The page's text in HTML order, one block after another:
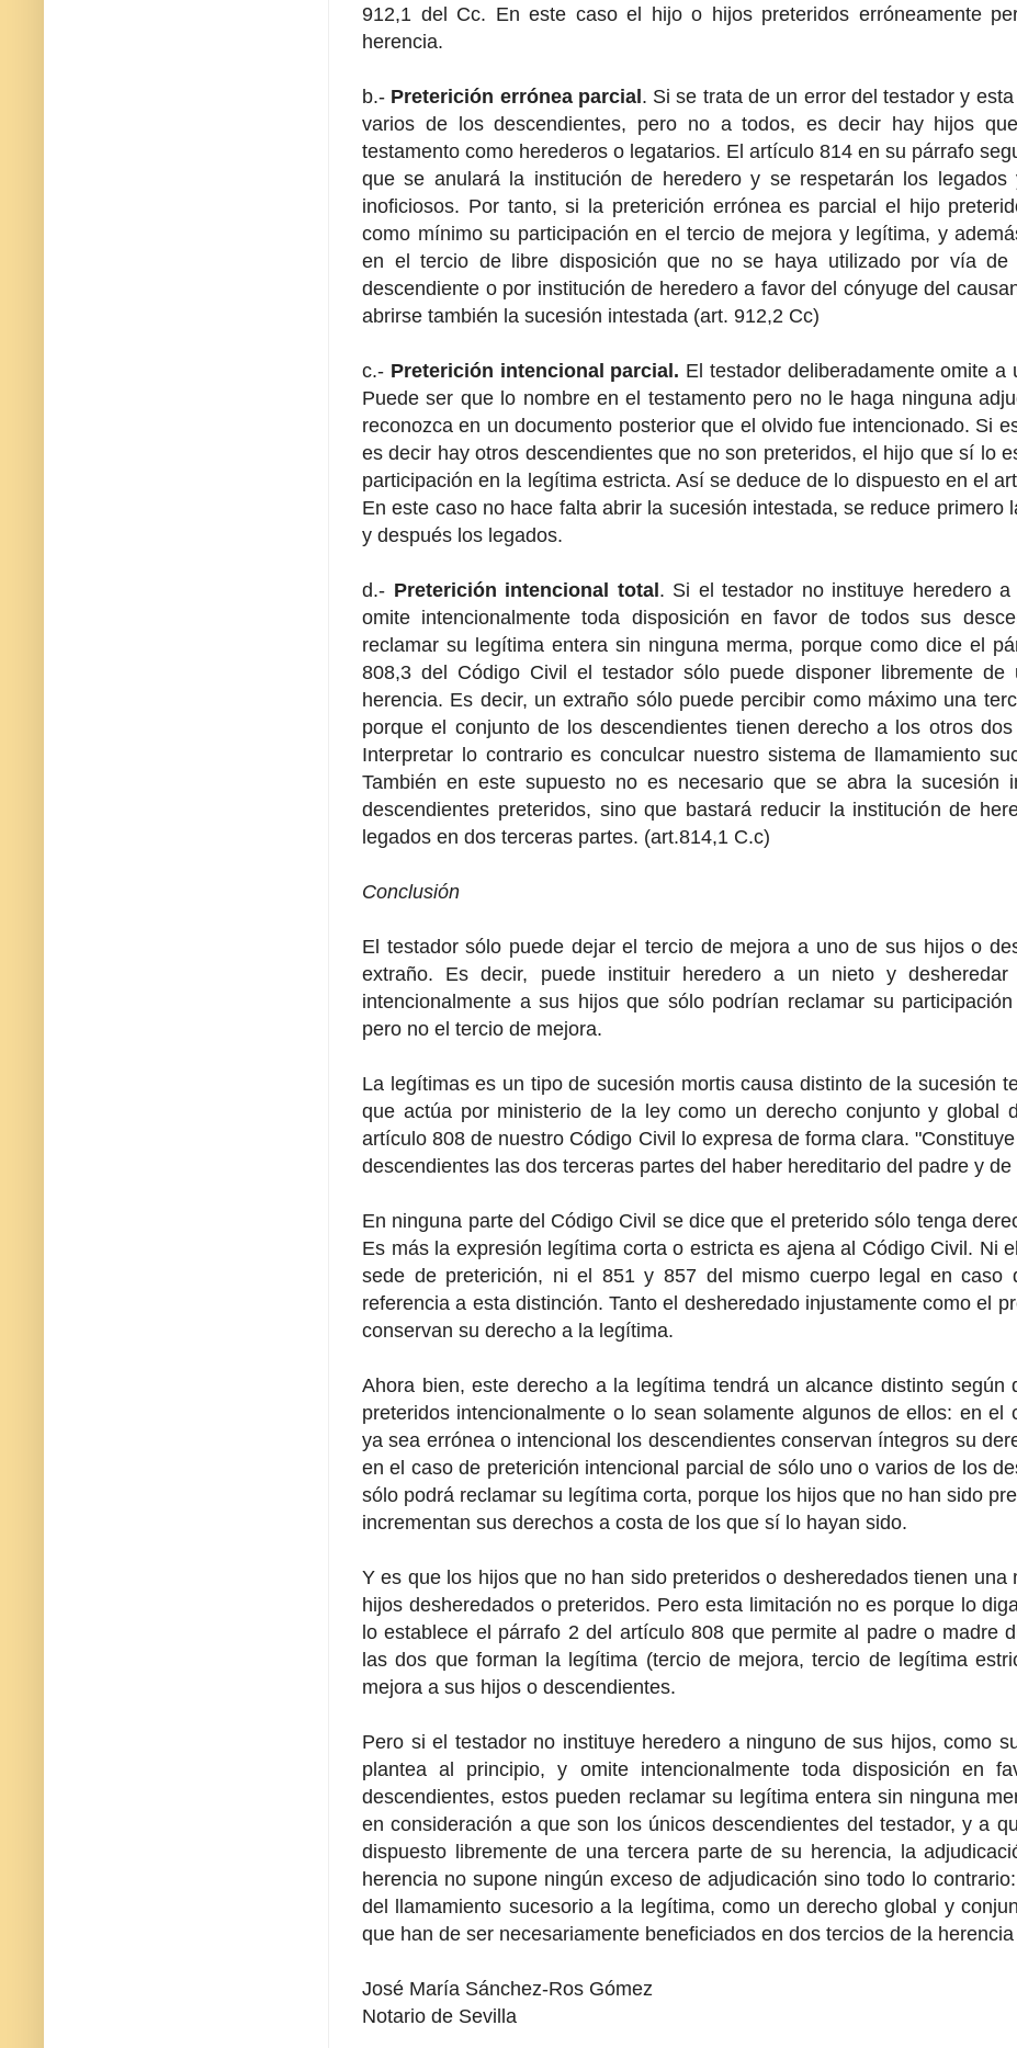
912,1 del Cc. En este caso el hijo o hijos preteridos erróneamente
herencia.
b.- Preterición errónea parcial . Si se trata de un error del testador y
varios de los descendientes, pero no a todos, es decir hay hijos
testamento como herederos o legatarios. El artículo 814 en su párrafo
que se anulará la institución de heredero y se respetarán los
inoficiosos. Por tanto, si la preterición errónea es parcial el hijo
como mínimo su participación en el tercio de mejora y legítima, y
en el tercio de libre disposición que no se haya utilizado por vía
descendiente o por institución de heredero a favor del cónyuge del
abrirse también la sucesión intestada (art. 912,2 Cc)
c.- Preterición intencional parcial. El testador deliberadamente omite a
Puede ser que lo nombre en el testamento pero no le haga ninguna
reconozca en un documento posterior que el olvido fue intencionado. Si
es decir hay otros descendientes que no son preteridos, el hijo que sí lo
participación en la legítima estricta. Así se deduce de lo dispuesto en el
En este caso no hace falta abrir la sucesión intestada, se reduce primero
y después los legados.
d.- Preterición intencional total . Si el testador no instituye heredero
omite intencionalmente toda disposición en favor de todos sus
reclamar su legítima entera sin ninguna merma, porque como dice el
808,3 del Código Civil el testador sólo puede disponer libremente
herencia. Es decir, un extraño sólo puede percibir como máximo una
porque el conjunto de los descendientes tienen derecho a los otros
Interpretar lo contrario es conculcar nuestro sistema de llamamiento
También en este supuesto no es necesario que se abra la sucesión
descendientes preteridos, sino que bastará reducir la institución de
legados en dos terceras partes. (art.814,1 C.c)
Conclusión
El testador sólo puede dejar el tercio de mejora a uno de sus hijos o
extraño. Es decir, puede instituir heredero a un nieto y desheredar
intencionalmente a sus hijos que sólo podrían reclamar su
pero no el tercio de mejora.
La legítimas es un tipo de sucesión mortis causa distinto de la sucesión
que actúa por ministerio de la ley como un derecho conjunto y global
artículo 808 de nuestro Código Civil lo expresa de forma clara.
descendientes las dos terceras partes del haber hereditario del padre y de
En ninguna parte del Código Civil se dice que el preterido sólo tenga
Es más la expresión legítima corta o estricta es ajena al Código Civil. Ni
sede de preterición, ni el 851 y 857 del mismo cuerpo legal en caso
referencia a esta distinción. Tanto el desheredado injustamente como el
conservan su derecho a la legítima.
Ahora bien, este derecho a la legítima tendrá un alcance distinto según
preteridos intencionalmente o lo sean solamente algunos de ellos: en el
ya sea errónea o intencional los descendientes conservan íntegros su
en el caso de preterición intencional parcial de sólo uno o varios de los
sólo podrá reclamar su legítima corta, porque los hijos que no han sido
incrementan sus derechos a costa de los que sí lo hayan sido.
Y es que los hijos que no han sido preteridos o desheredados tienen una
hijos desheredados o preteridos. Pero esta limitación no es porque lo
lo establece el párrafo 2 del artículo 808 que permite al padre o madre
las dos que forman la legítima (tercio de mejora, tercio de legítima
mejora a sus hijos o descendientes.
Pero si el testador no instituye heredero a ninguno de sus hijos, como
plantea al principio, y omite intencionalmente toda disposición en
descendientes, estos pueden reclamar su legítima entera sin ninguna
en consideración a que son los únicos descendientes del testador, y a
dispuesto libremente de una tercera parte de su herencia, la
herencia no supone ningún exceso de adjudicación sino todo lo
del llamamiento sucesorio a la legítima, como un derecho global y
que han de ser necesariamente beneficiados en dos tercios de la
José María Sánchez-Ros Gómez
Notario de Sevilla